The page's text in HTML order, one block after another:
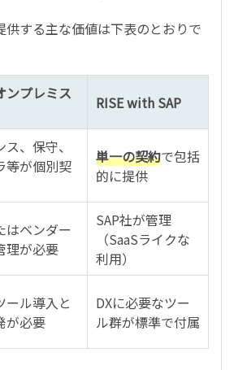
供する主な価値は下表のとおりで
ンプレミス
RISE with SAP
、保守、
等が個別契
単一の契約で包括
的に提供
はベンダー
理が必要
SAP社が管理
（SaaSライクな
利用）
ール導入と
が必要
DXに必要なツー
ル群が標準で付属